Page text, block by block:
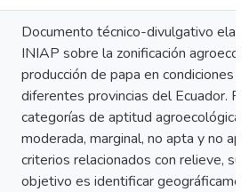
Documento técnico-divulgativo
INIAP sobre la zonificación
producción de papa en condiciones
diferentes provincias del Ecuador.
categorías de aptitud
moderada, marginal, no apta y no
criterios relacionados con relieve,
objetivo es identificar